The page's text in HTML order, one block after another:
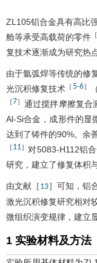
ZL105铝合金具有高比
舱等承受高载荷的零件 ［
复技术逐渐成为研究热
由于氩弧焊等传统的修
光沉积修复技术 ［ 5-6］
［7］ 通过搅拌摩擦复合
Al-Si合金，成形件的显
达到了铸件的90%。余
［11］ 对5083-H112铝
研究，建立了修复体积
由文献［ 13］可知，铝
激光沉积修复研究相对
微组织演变规律，建立
1 实验材料及方法